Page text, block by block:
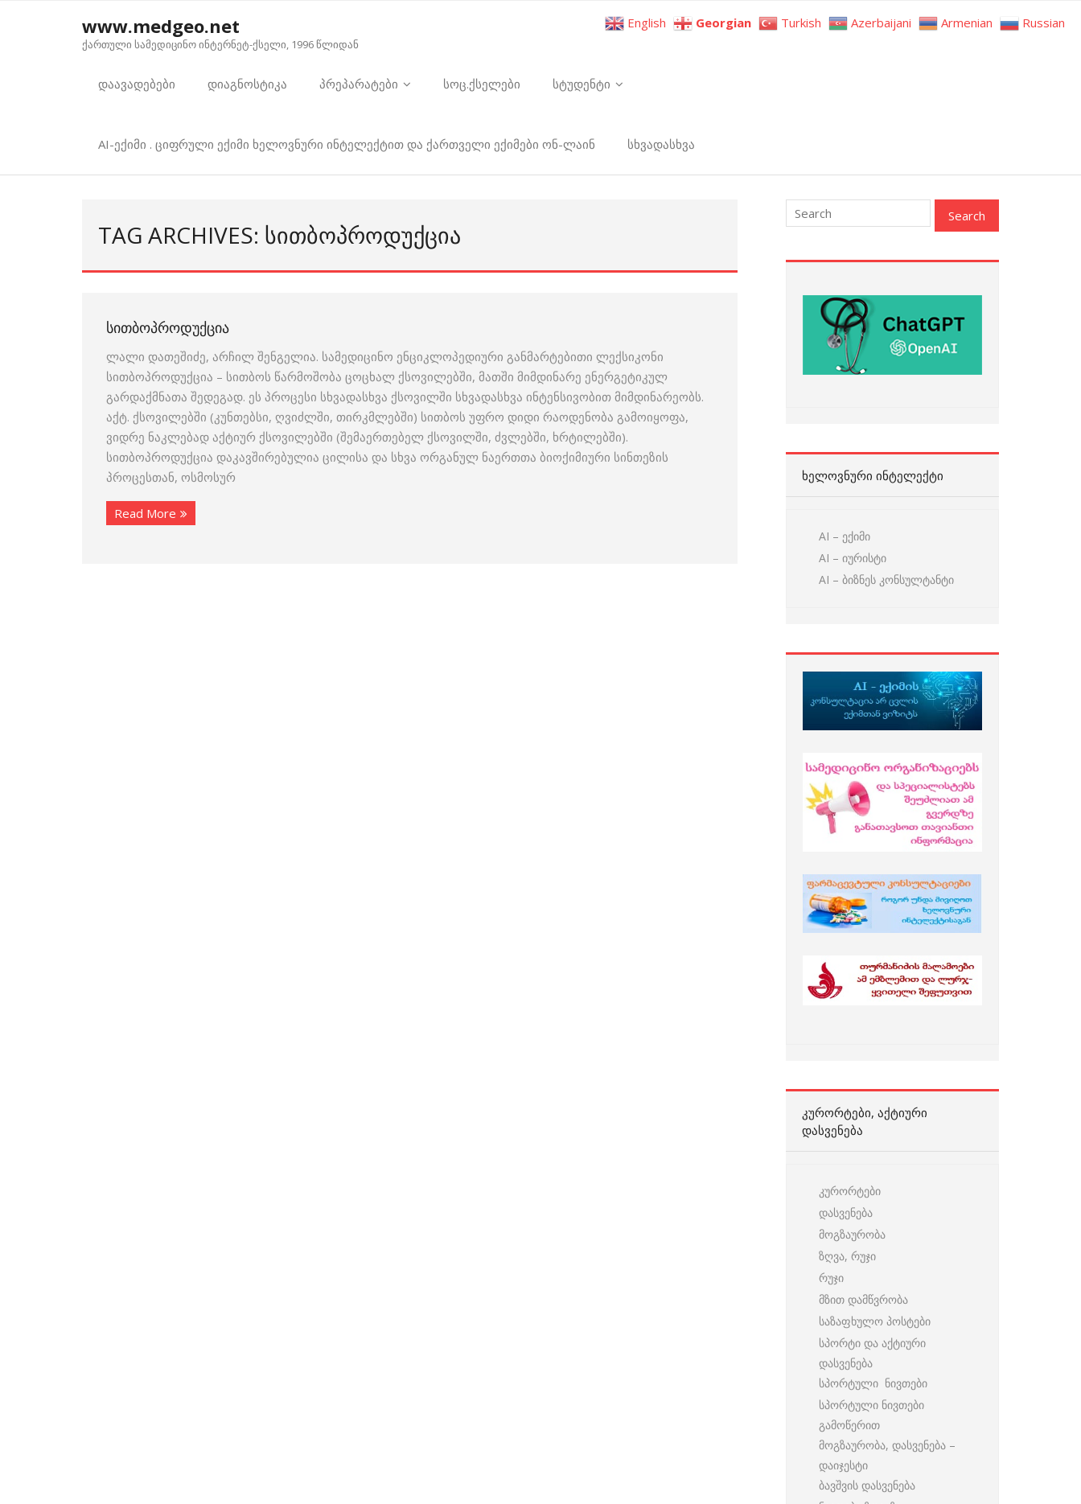
www.medgeo.net
ქართული სამედიცინო ინტერნეტ-ქსელი, 1996 წლიდან
დაავადებები დიაგნოსტიკა პრეპარატები სოც.ქსელები სტუდენტი
AI-ექიმი . ციფრული ექიმი ხელოვნური ინტელექტით და ქართველი ექიმები ონ-ლაინ სხვადასხვა
TAG ARCHIVES: ᲡᲘᲗᲑᲝᲞᲠᲝᲓᲣᲥᲪᲘᲐ
ᲡᲘᲗᲑᲝᲞᲠᲝᲓᲣᲥᲪᲘᲐ
ლალი დათეშიძე, არჩილ შენგელია. სამედიცინო ენციკლოპედიური განმარტებითი ლექსიკონი
სითბოპროდუქცია – სითბოს წარმოშობა ცოცხალ ქსოვილებში, მათში მიმდინარე ენერგეტიკულ
გარდაქმნათა შედეგად. ეს პროცესი სხვადასხვა ქსოვილში სხვადასხვა ინტენსივობით მიმდინარეობს.
აქტ. ქსოვილებში (კუნთებსი, ღვიძლში, თირკმლებში) სითბოს უფრო დიდი რაოდენობა გამოიყოფა,
ვიდრე ნაკლებად აქტიურ ქსოვილებში (შემაერთებელ ქსოვილში, ძვლებში, ხრტილებში).
სითბოპროდუქცია დაკავშირებულია ცილისა და სხვა ორგანულ ნაერთთა ბიოქიმიური სინთეზის
პროცესთან, ოსმოსურ
Read More
ᲮᲔᲚᲝᲕᲜᲣᲠᲘ ᲘᲜᲢᲔᲚᲔᲥᲢᲘ
AI – ექიმი
AI – იურისტი
AI – ბიზნეს კონსულტანტი
ᲙᲣᲠᲝᲠᲢᲔᲑᲘ, ᲐᲥᲢᲘᲣᲠᲘ
ᲓᲐᲡᲕᲔᲜᲔᲑᲐ
კურორტები
დასვენება
მოგზაურობა
ზღვა, რუჯი
რუჯი
მზით დამწვრობა
საზაფხულო პოსტები
სპორტი და აქტიური
დასვენება
სპორტული ნივთები
სპორტული ნივთები
გამოწერით
მოგზაურობა, დასვენება –
დაიჯესტი
ბავშვის დასვენება
English Georgian Turkish Azerbaijani Armenian Russian